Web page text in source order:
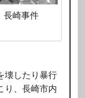
長崎事件
壊したり暴行
り、長崎市内